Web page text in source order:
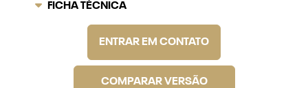
FICHA TÉCNICA
ENTRAR EM CONTATO
COMPARAR VERSÃO